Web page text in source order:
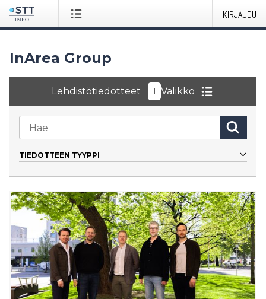
KIRJAUDU
InArea Group
Lehdistötiedotteet 1 Valikko
TIEDOTTEEN TYYPPI
Kaikki
Tiedote